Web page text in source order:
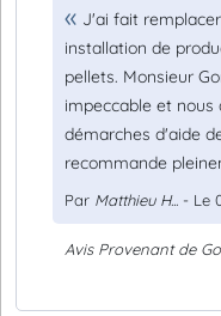
J'ai fait
installation de
pellets. Monsieur
impeccable et nous
démarches d'aide
recommande
Par Matthieu H... - Le
Avis Provenant de